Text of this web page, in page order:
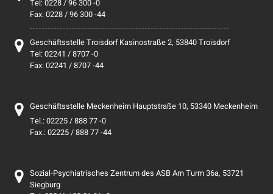
Tel: 0228 / 96 300 -0
Fax: 0228 / 96 300 -44
Geschäftsstelle Troisdorf Kasinostraße 2, 53840 Troisdorf
Tel: 02241 / 8707 -0
Fax: 02241 / 8707 -44
Geschäftsstelle Meckenheim Hauptstraße 10, 53340 Meckenheim
Tel.: 02225 / 888 77 -0
Fax.: 02225 / 888 77 -44
Sozial-Psychiatrisches Zentrum des ASB Am Turm 36a, 53721
Siegburg